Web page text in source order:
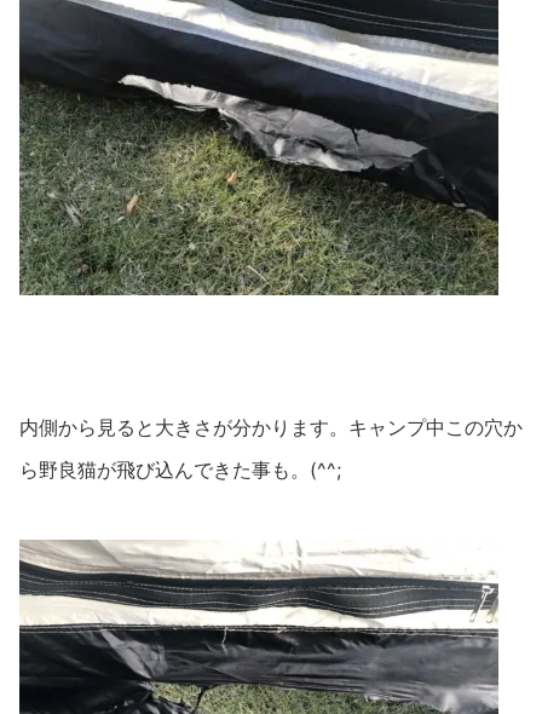
内側から見ると大きさが分かります。キャンプ中この穴か
ら野良猫が飛び込んできた事も。(^^;